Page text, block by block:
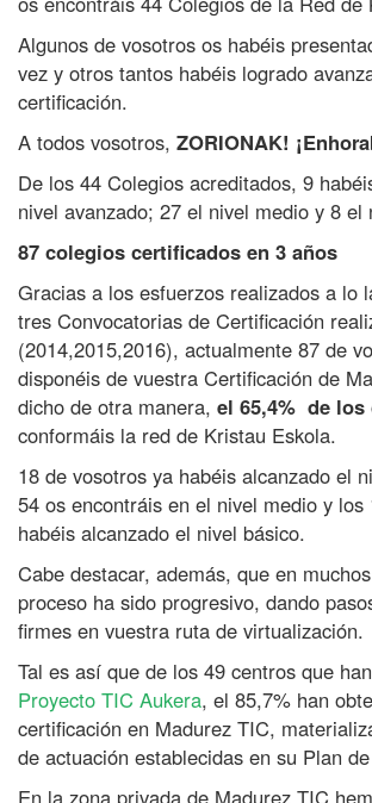
E
l
o
g
r
a
n
l
a
C
e
r
t
i
f
i
c
c
i
ó
n
d
e
M
Algunos de vosotros os habéis
vez y otros tantos habéis logrado
certificación.
A todos vosotros, ZORIONAK!
De los 44 Colegios acreditados, 9
nivel avanzado; 27 el nivel medio y 8 el
87 colegios certificados en 3 años
Gracias a los esfuerzos realizados a lo
tres Convocatorias de Certificación
(2014,2015,2016), actualmente 87 de
disponéis de vuestra Certificación de
dicho de otra manera, el 65,4% de los
conformáis la red de Kristau Eskola.
18 de vosotros ya habéis alcanzado el
54 os encontráis en el nivel medio y los
habéis alcanzado el nivel básico.
Cabe destacar, además, que en
proceso ha sido progresivo, dando
firmes en vuestra ruta de virtualización.
Tal es así que de los 49 centros que
Proyecto TIC Aukera, el 85,7% han
certificación en Madurez TIC,
de actuación establecidas en su Plan
En la zona privada de Madurez TIC